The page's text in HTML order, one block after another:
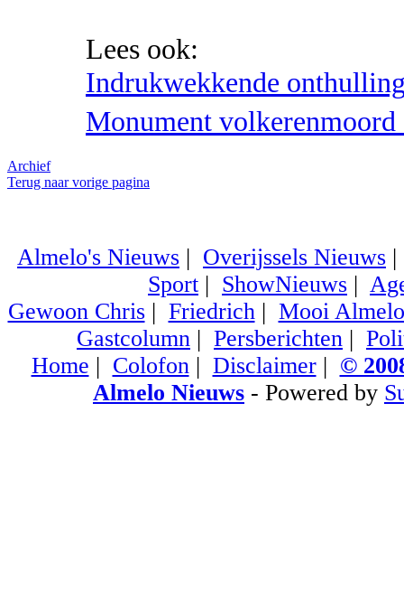
Lees ook:
Indrukwekkende
Monument
Archief
Terug naar vorige pagina
Almelo's Nieuws | Overijssels Nieuws
Sport | ShowNieuws |
Gewoon Chris| Friedrich| Mooi Almelo
Gastcolumn | Persberichten |
Home | Colofon| Disclaimer| ©
Almelo Nieuws - Powered by